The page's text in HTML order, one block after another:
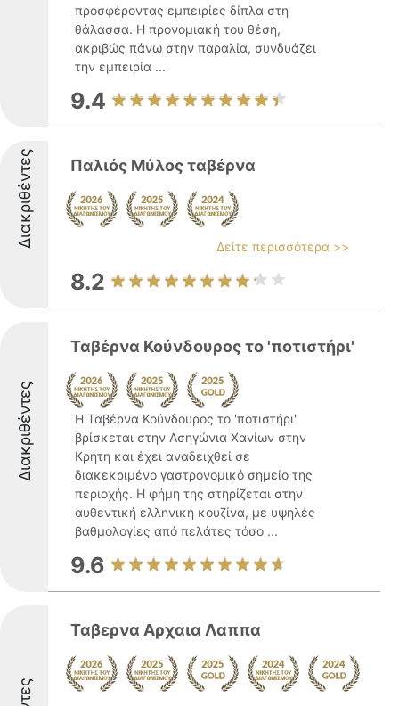
προσφέροντας εμπειρίες δίπλα στη
θάλασσα. Η προνομιακή του θέση,
ακριβώς πάνω στην παραλία, συνδυάζει
την εμπειρία ...
9.4
Διακριθέντες Παλιός Μύλος ταβέρνα
Δείτε περισσότερα >>
8.2
Διακριθέντες
Ταβέρνα Κούνδουρος το 'ποτιστήρι'
Η Ταβέρνα Κούνδουρος το 'ποτιστήρι'
βρίσκεται στην Ασηγώνια Χανίων στην
Κρήτη και έχει αναδειχθεί σε
διακεκριμένο γαστρονομικό σημείο της
περιοχής. Η φήμη της στηρίζεται στην
αυθεντική ελληνική κουζίνα, με υψηλές
βαθμολογίες από πελάτες τόσο ...
9.6
Ταβερνα Αρχαια Λαππα